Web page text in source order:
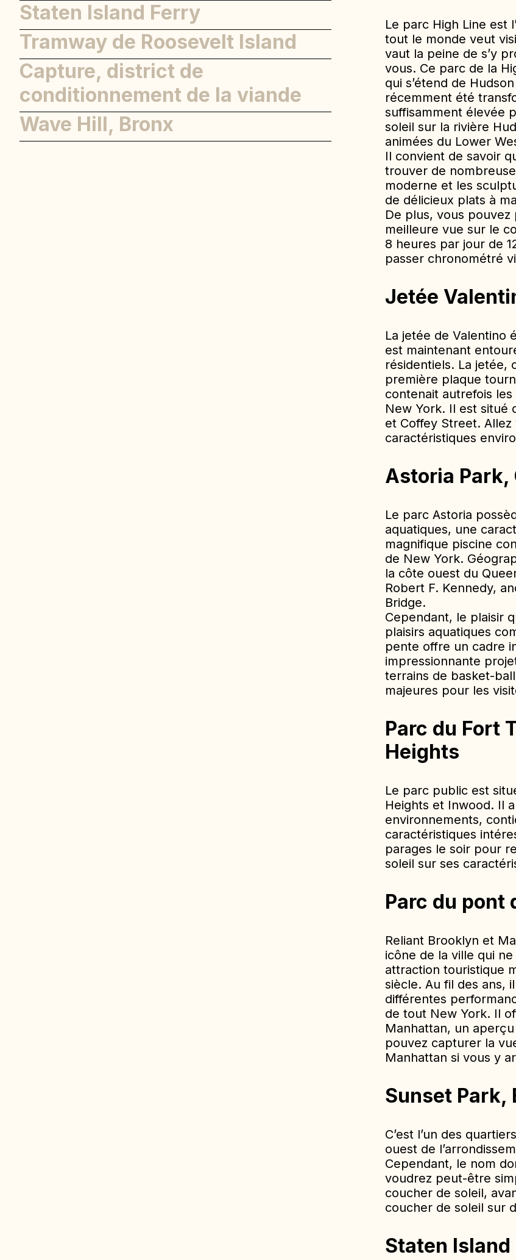
Staten Island Ferry
Tramway de Roosevelt Island
Capture, district de
conditionnement de la viande
Wave Hill, Bronx
Le parc High Line est
tout le monde veut
vaut la peine de s’y
vous. Ce parc de la
qui s’étend de
récemment été
suffisamment élevée
soleil sur la rivière
animées du Lower
Il convient de savoir
trouver de
moderne et les
de délicieux plats à
De plus, vous
meilleure vue sur le
8 heures par jour de
passer chronométré
Jetée
La jetée de Valentino
est maintenant
résidentiels. La jetée,
première plaque
contenait autrefois
New York. Il est situé
et Coffey Street.
caractéristiques
Astoria Park,
Le parc Astoria
aquatiques, une
magnifique piscine
de New York.
la côte ouest du
Robert F. Kennedy,
Bridge.
Cependant, le plaisir
plaisirs aquatiques
pente offre un cadre
impressionnante
terrains de basket-
majeures pour les
Parc du Fort
Heights
Le parc public est
Heights et Inwood. Il
environnements,
caractéristiques
parages le soir pour
soleil sur ses
Parc du pont
Reliant Brooklyn et
icône de la ville qui
attraction touristique
siècle. Au fil des ans,
différentes
de tout New York. Il
Manhattan, un
pouvez capturer la
Manhattan si vous y
Sunset Park,
C’est l’un des
ouest de
Cependant, le nom
voudrez peut-être
coucher de soleil,
coucher de soleil sur
Staten Island